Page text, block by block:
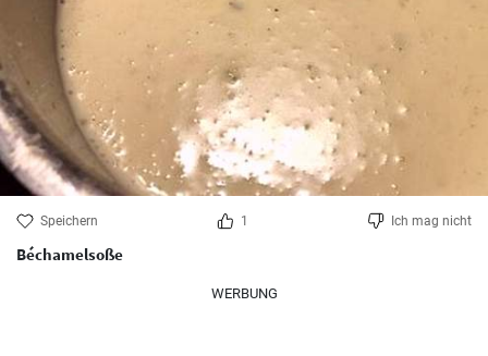
Speichern 1 Ich mag nicht
Béchamelsoße
WERBUNG